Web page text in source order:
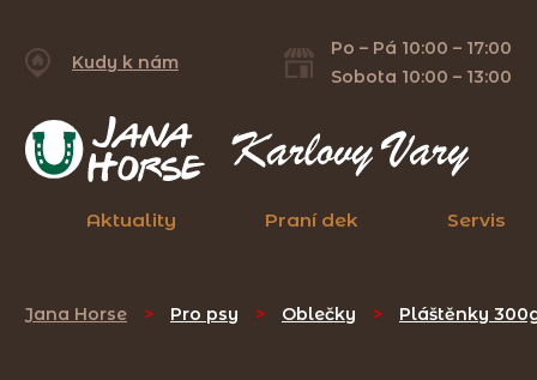
Kudy k nám
Po – Pá 10:00 – 17:00
Sobota 10:00 – 13:00
Aktuality Praní dek Servis
Jana Horse > Pro psy > Oblečky > Pláštěnky